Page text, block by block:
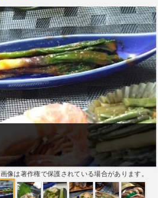
画像は著作権で保護されている場合があります。